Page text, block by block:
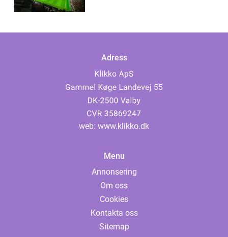
Adress
web: www.klikko.dk
Menu
Annonsering
Om oss
Cookies
Kontakta oss
Sitemap